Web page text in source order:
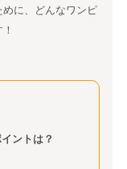
に、どんなワンピ
ントは？